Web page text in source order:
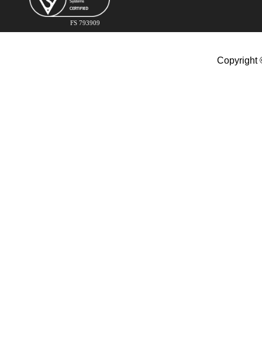
FS 793909
Copyright